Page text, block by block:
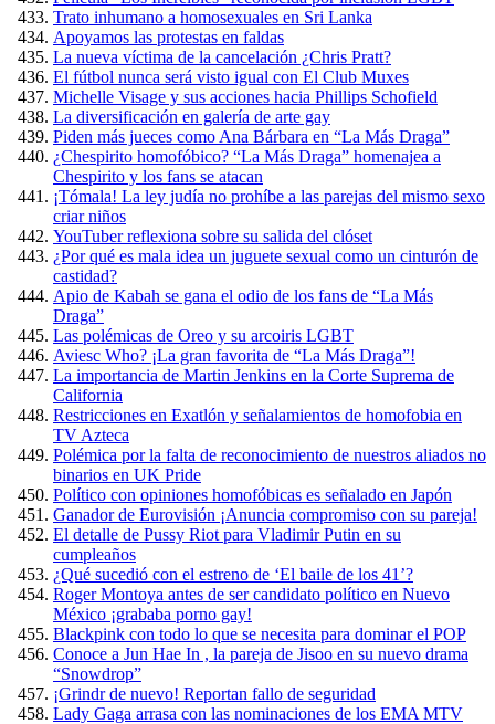
Trato inhumano a homosexuales en Sri Lanka
Apoyamos las protestas en faldas
La nueva víctima de la cancelación ¿Chris Pratt?
El fútbol nunca será visto igual con El Club Muxes
Michelle Visage y sus acciones hacia Phillips Schofield
La diversificación en galería de arte gay
Piden más jueces como Ana Bárbara en “La Más Draga”
¿Chespirito homofóbico? “La Más Draga” homenajea a
Chespirito y los fans se atacan
¡Tómala! La ley judía no prohíbe a las parejas del mismo sexo
criar niños
YouTuber reflexiona sobre su salida del clóset
¿Por qué es mala idea un juguete sexual como un cinturón de
castidad?
Apio de Kabah se gana el odio de los fans de “La Más
Draga”
Las polémicas de Oreo y su arcoiris LGBT
Aviesc Who? ¡La gran favorita de “La Más Draga”!
La importancia de Martin Jenkins en la Corte Suprema de
California
Restricciones en Exatlón y señalamientos de homofobia en
TV Azteca
Polémica por la falta de reconocimiento de nuestros aliados no
binarios en UK Pride
Político con opiniones homofóbicas es señalado en Japón
Ganador de Eurovisión ¡Anuncia compromiso con su pareja!
El detalle de Pussy Riot para Vladimir Putin en su
cumpleaños
¿Qué sucedió con el estreno de ‘El baile de los 41’?
Roger Montoya antes de ser candidato político en Nuevo
México ¡grababa porno gay!
Blackpink con todo lo que se necesita para dominar el POP
Conoce a Jun Hae In , la pareja de Jisoo en su nuevo drama
“Snowdrop”
¡Grindr de nuevo! Reportan fallo de seguridad
Lady Gaga arrasa con las nominaciones de los EMA MTV